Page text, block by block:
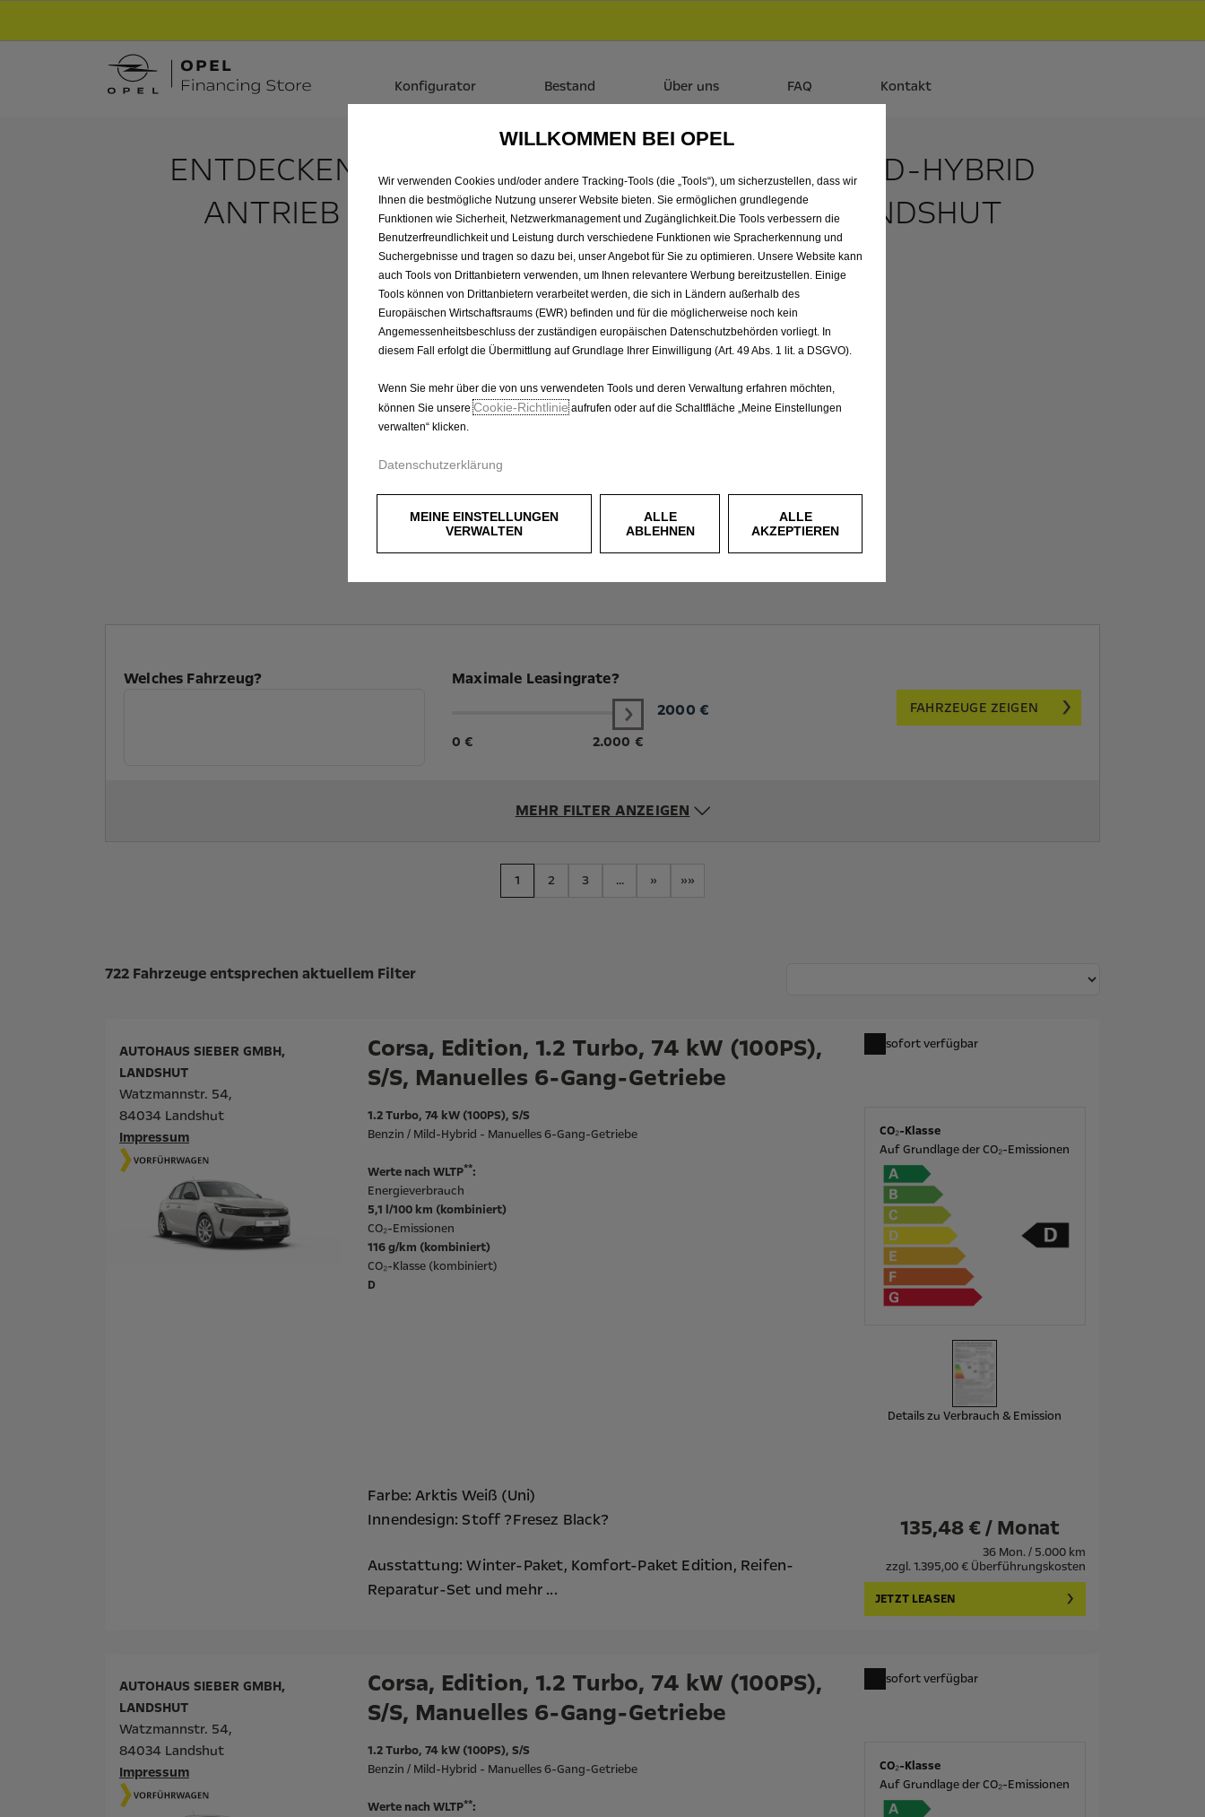
Konfigurator Bestand Über uns FAQ Kontakt
ENTDECKEN SIE ALLE CORSA MIT BENZIN / MILD-HYBRID
ANTRIEB VON AUTOHAUS SIEBER GMBH, LANDSHUT
Welches Fahrzeug? Maximale Leasingrate?
0 € 2.000 €
2000 € FAHRZEUGE ZEIGEN
MEHR FILTER ANZEIGEN
1 2 3 ... » »»
Suchergebnisse
722 Fahrzeuge entsprechen aktuellem Filter
AUTOHAUS SIEBER GMBH,
LANDSHUT
Watzmannstr. 54,
84034 Landshut
Impressum
Corsa, Edition, 1.2 Turbo, 74 kW (100PS),
S/S, Manuelles 6-Gang-Getriebe
sofort verfügbar
1.2 Turbo, 74 kW (100PS), S/S
Benzin / Mild-Hybrid - Manuelles 6-Gang-Getriebe
Werte nach WLTP**:
Energieverbrauch
5,1 l/100 km (kombiniert)
CO₂-Emissionen
116 g/km (kombiniert)
CO₂-Klasse (kombiniert)
D
CO₂-Klasse
Auf Grundlage der CO₂-Emissionen
Details zu Verbrauch & Emission
Farbe: Arktis Weiß (Uni)
Innendesign: Stoff ?Fresez Black?
Ausstattung: Winter-Paket, Komfort-Paket Edition, Reifen-
Reparatur-Set und mehr ...
135,48 € / Monat
36 Mon. / 5.000 km
zzgl. 1.395,00 € Überführungskosten
JETZT LEASEN
AUTOHAUS SIEBER GMBH,
LANDSHUT
Watzmannstr. 54,
84034 Landshut
Impressum
Corsa, Edition, 1.2 Turbo, 74 kW (100PS),
S/S, Manuelles 6-Gang-Getriebe
sofort verfügbar
1.2 Turbo, 74 kW (100PS), S/S
Benzin / Mild-Hybrid - Manuelles 6-Gang-Getriebe
Werte nach WLTP**:
CO₂-Klasse
Auf Grundlage der CO₂-Emissionen
WILLKOMMEN BEI OPEL
Wir verwenden Cookies und/oder andere Tracking-Tools (die „Tools“), um sicherzustellen, dass wir
Ihnen die bestmögliche Nutzung unserer Website bieten. Sie ermöglichen grundlegende
Funktionen wie Sicherheit, Netzwerkmanagement und Zugänglichkeit.Die Tools verbessern die
Benutzerfreundlichkeit und Leistung durch verschiedene Funktionen wie Spracherkennung und
Suchergebnisse und tragen so dazu bei, unser Angebot für Sie zu optimieren. Unsere Website kann
auch Tools von Drittanbietern verwenden, um Ihnen relevantere Werbung bereitzustellen. Einige
Tools können von Drittanbietern verarbeitet werden, die sich in Ländern außerhalb des
Europäischen Wirtschaftsraums (EWR) befinden und für die möglicherweise noch kein
Angemessenheitsbeschluss der zuständigen europäischen Datenschutzbehörden vorliegt. In
diesem Fall erfolgt die Übermittlung auf Grundlage Ihrer Einwilligung (Art. 49 Abs. 1 lit. a DSGVO).
Wenn Sie mehr über die von uns verwendeten Tools und deren Verwaltung erfahren möchten,
können Sie unsereCookie‑Richtlinieaufrufen oder auf die Schaltfläche „Meine Einstellungen
verwalten“ klicken.
Datenschutzerklärung
MEINE EINSTELLUNGEN
VERWALTEN
ALLE
AKZEPTIEREN
ALLE
ABLEHNEN